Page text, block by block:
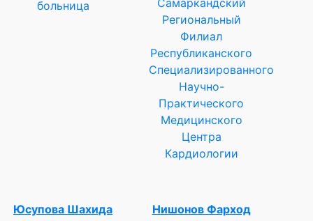
больница
Региональный
Филиал
Республиканского
Специализированного
Научно-
Практического
Медицинского
Центра
Кардиологии
Юсупова Шахида Нишонов Фарход